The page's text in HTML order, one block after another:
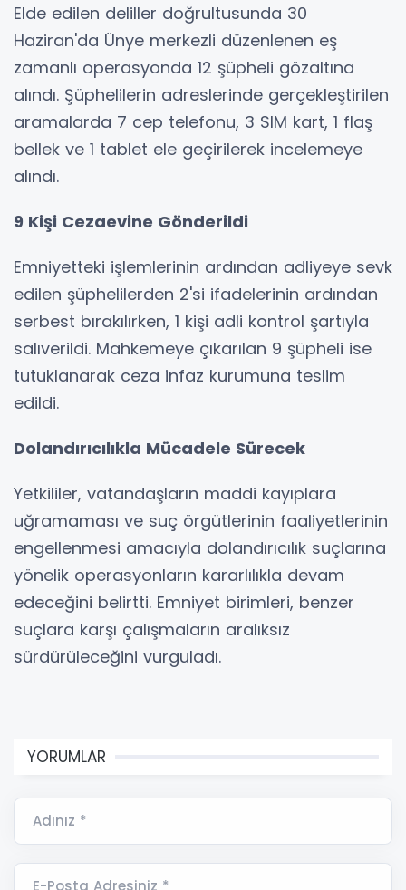
Elde edilen deliller doğrultusunda 30
Haziran'da Ünye merkezli düzenlenen eş
zamanlı operasyonda 12 şüpheli gözaltına
alındı. Şüphelilerin adreslerinde gerçekleştirilen
aramalarda 7 cep telefonu, 3 SIM kart, 1 flaş
bellek ve 1 tablet ele geçirilerek incelemeye
alındı.
9 Kişi Cezaevine Gönderildi
Emniyetteki işlemlerinin ardından adliyeye sevk
edilen şüphelilerden 2'si ifadelerinin ardından
serbest bırakılırken, 1 kişi adli kontrol şartıyla
salıverildi. Mahkemeye çıkarılan 9 şüpheli ise
tutuklanarak ceza infaz kurumuna teslim
edildi.
Dolandırıcılıkla Mücadele Sürecek
Yetkililer, vatandaşların maddi kayıplara
uğramaması ve suç örgütlerinin faaliyetlerinin
engellenmesi amacıyla dolandırıcılık suçlarına
yönelik operasyonların kararlılıkla devam
edeceğini belirtti. Emniyet birimleri, benzer
suçlara karşı çalışmaların aralıksız
sürdürüleceğini vurguladı.
YORUMLAR
Adınız *
E-Posta Adresiniz *